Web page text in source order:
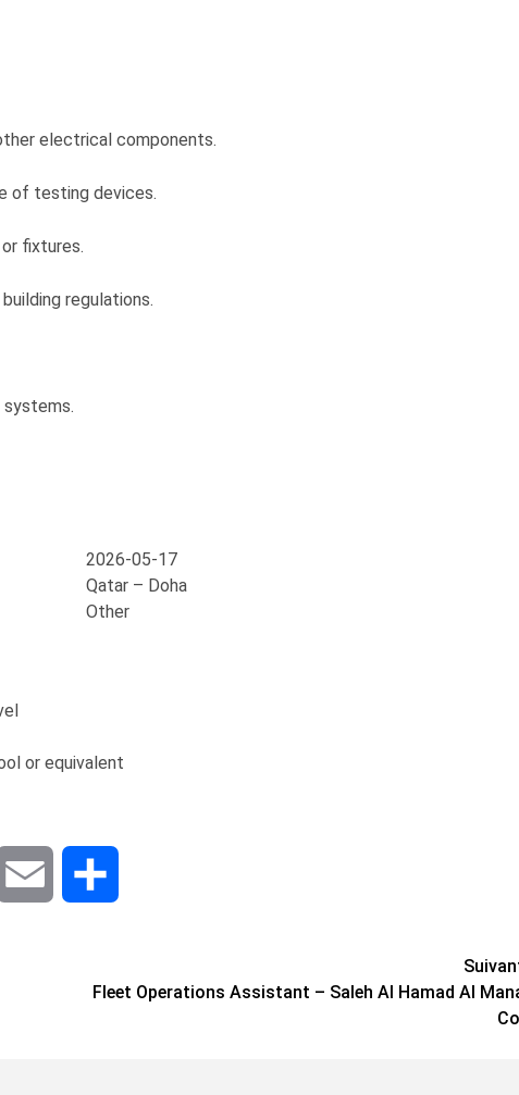
electrical components.
of testing devices.
fixtures.
regulations.
systems.
2026-05-17
Qatar – Doha
Other
or equivalent
Email
Fleet Operations Assistant – Saleh Al Hamad Al